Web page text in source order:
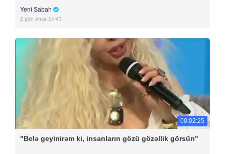
Yeni Sabah
2 gün öncə 14:43
00:02:25
"Belə geyinirəm ki, insanların gözü gözəllik görsün"